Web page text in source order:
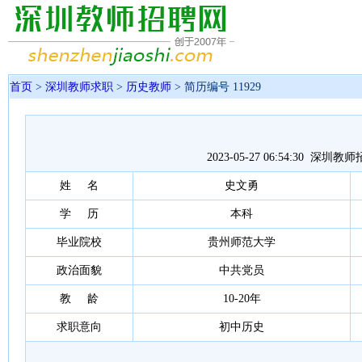
首页 > 深圳教师求职 > 历史教师 > 简历编号 11929
2023-05-27 06:54:30 深圳教
姓 名 史文勇
学 历 本科
毕业院校 贵州师范大学
政治面貌 中共党员
教 龄 10-20年
求职意向 初中历史